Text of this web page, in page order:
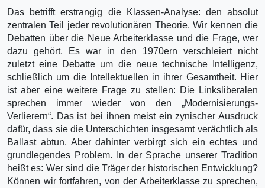
Das betrifft erstrangig die Klassen-Analyse: den absolut
zentralen Teil jeder revolutionären Theorie. Wir kennen die
Debatten über die Neue Arbeiterklasse und die Frage, wer
dazu gehört. Es war in den 1970ern verschleiert nicht
zuletzt eine Debatte um die neue technische Intelligenz,
schließlich um die Intellektuellen in ihrer Gesamtheit. Hier
ist aber eine weitere Frage zu stellen: Die Linksliberalen
sprechen immer wieder von den „Modernisierungs-
Verlierern“. Das ist bei ihnen meist ein zynischer Ausdruck
dafür, dass sie die Unterschichten insgesamt verächtlich als
Ballast abtun. Aber dahinter verbirgt sich ein echtes und
grundlegendes Problem. In der Sprache unserer Tradition
heißt es: Wer sind die Träger der historischen Entwicklung?
Können wir fortfahren, von der Arbeiterklasse zu sprechen,